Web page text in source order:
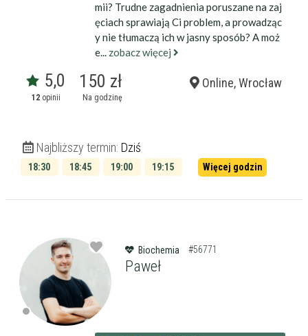
mii? Trudne zagadnienia poruszane na zaj
ęciach sprawiają Ci problem, a prowadząc
y nie tłumaczą ich w jasny sposób? A moż
e... zobacz więcej
5,0
12opinii
150 zł
Na godzinę
Online, Wrocław
Najbliższy termin: Dziś
18:30 18:45 19:00
19:15
Więcej godzin
Biochemia #56771
Paweł